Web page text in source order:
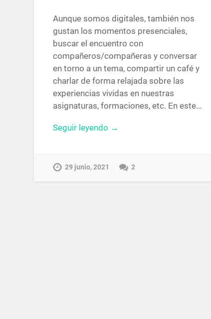
Aunque somos digitales, también nos
gustan los momentos presenciales,
buscar el encuentro con
compañeros/compañeras y conversar
en torno a un tema, compartir un café y
charlar de forma relajada sobre las
experiencias vividas en nuestras
asignaturas, formaciones, etc. En este…
Seguir leyendo →
29 junio, 2021 2